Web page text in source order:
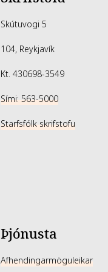
Skútuvogi 5
104, Reykjavík
Kt. 430698-3549
Sími: 563-5000
Starfsfólk skrifstofu
Þjónusta
Afhendingarmöguleikar